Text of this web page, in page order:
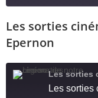
RSS FEED
SHARE
EMBED
Les sorties
Epernon
Les sorties
Les sorties